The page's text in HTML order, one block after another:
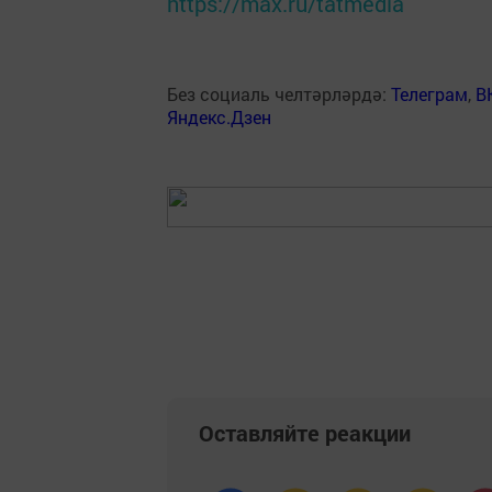
Без социаль челтәрләрдә: Телеграм,
Яндекс.Дзен
Оставляйте реакции